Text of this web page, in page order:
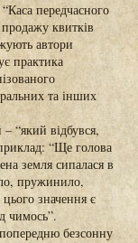
передчасного
квитків
автори
практика
та інших
“який відбувся,
“Ще голова
земля сипалася в
пружинило,
значення є
чимось”.
безсонну